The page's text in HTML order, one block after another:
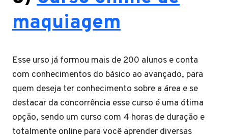
maquiagem
Esse urso já formou mais de 200 alunos e conta
com conhecimentos do básico ao avançado, para
quem deseja ter conhecimento sobre a área e se
destacar da concorrência esse curso é uma ótima
opção, sendo um curso com 4 horas de duração e
totalmente online para você aprender diversas